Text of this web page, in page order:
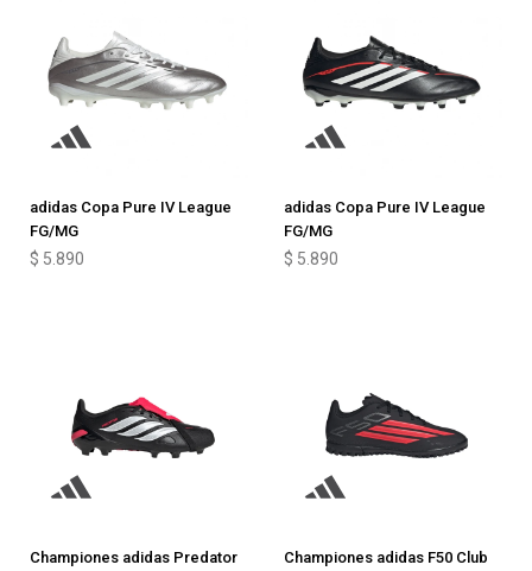
adidas Copa Pure IV League
FG/MG
$ 5.890
adidas Copa Pure IV League
FG/MG
$ 5.890
Championes adidas Predator
Championes adidas F50 Club